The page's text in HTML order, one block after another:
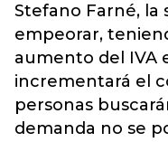
Stefano Farné, la
empeorar,
aumento del IVA
incrementará el
personas
demanda no se